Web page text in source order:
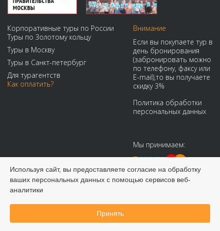
Забронировать онлайн
Корпоративные туры по России
Туры по Золотому кольцу
Туры в Москву
Туры в Санкт-петербург
Для турагентств
Как оплатить?
Внимание
Если вы покупаете тур в
день бронирования
(забронировать можно
по телефону, факсу или
E-mail),то вы получаете
скидку 3%
Политика обработки
персональных данных
Мы принимаем:
© 2008-2026 Виадук Тур - Туры по России и СНГ
Используя сайт, вы предоставляете согласие на обработку
ваших персональных данных с помощью сервисов веб-
аналитики
Принять